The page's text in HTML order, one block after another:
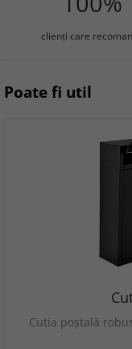
clienţi care
Poate fi util
Cutia poștală